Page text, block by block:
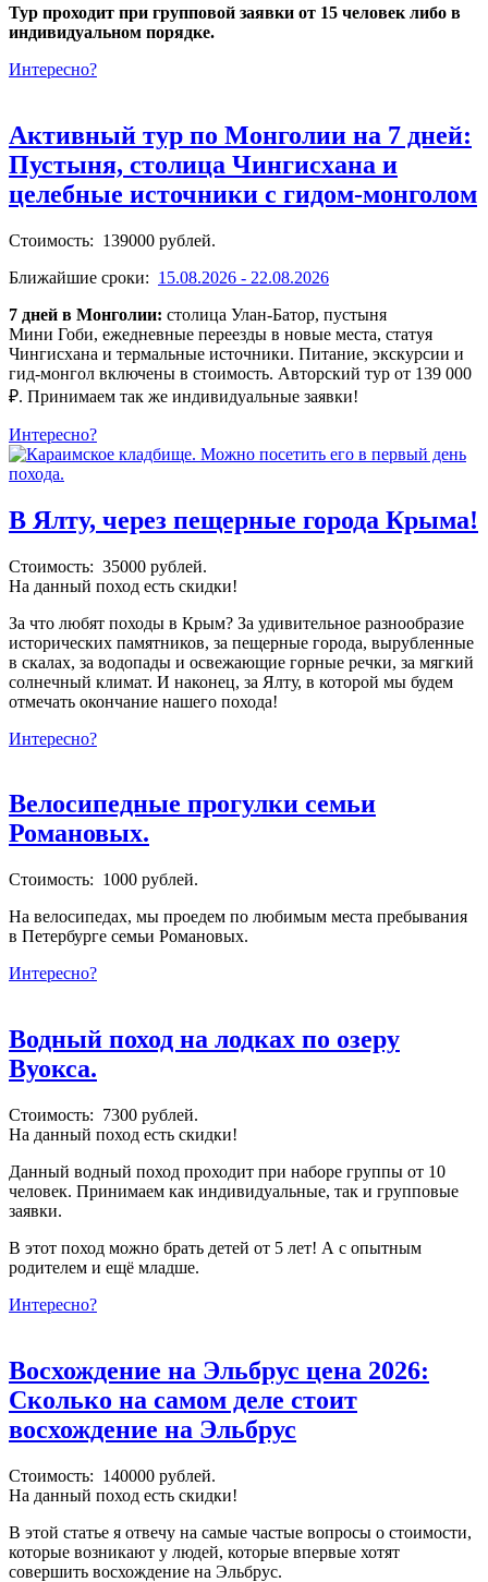
Тур проходит при групповой заявки от 15 человек либо в
индивидуальном порядке.
Интересно?
Активный тур по Монголии на 7 дней:
Пустыня, столица Чингисхана и
целебные источники с гидом-монголом
Стоимость: 139000 рублей.
Ближайшие сроки: 15.08.2026 - 22.08.2026
7 дней в Монголии: столица Улан-Батор, пустыня
Мини Гоби, ежедневные переезды в новые места, статуя
Чингисхана и термальные источники. Питание, экскурсии и
гид-монгол включены в стоимость. Авторский тур от 139 000
₽. Принимаем так же индивидуальные заявки!
Интересно?
В Ялту, через пещерные города Крыма!
Стоимость: 35000 рублей.
На данный поход есть скидки!
За что любят походы в Крым? За удивительное разнообразие
исторических памятников, за пещерные города, вырубленные
в скалах, за водопады и освежающие горные речки, за мягкий
солнечный климат. И наконец, за Ялту, в которой мы будем
отмечать окончание нашего похода!
Интересно?
Велосипедные прогулки семьи
Романовых.
Стоимость: 1000 рублей.
На велосипедах, мы проедем по любимым места пребывания
в Петербурге семьи Романовых.
Интересно?
Водный поход на лодках по озеру
Вуокса.
Стоимость: 7300 рублей.
На данный поход есть скидки!
Данный водный поход проходит при наборе группы от 10
человек. Принимаем как индивидуальные, так и групповые
заявки.
В этот поход можно брать детей от 5 лет! А с опытным
родителем и ещё младше.
Интересно?
Восхождение на Эльбрус цена 2026:
Сколько на самом деле стоит
восхождение на Эльбрус
Стоимость: 140000 рублей.
На данный поход есть скидки!
В этой статье я отвечу на самые частые вопросы о стоимости,
которые возникают у людей, которые впервые хотят
совершить восхождение на Эльбрус.